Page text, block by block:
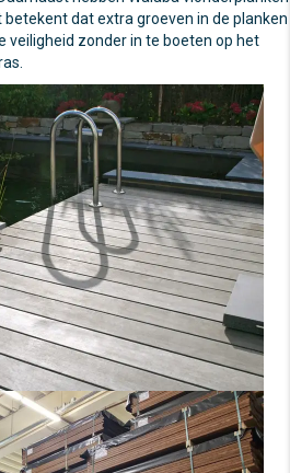
dat extra groeven in de planken
veiligheid zonder in te boeten op het